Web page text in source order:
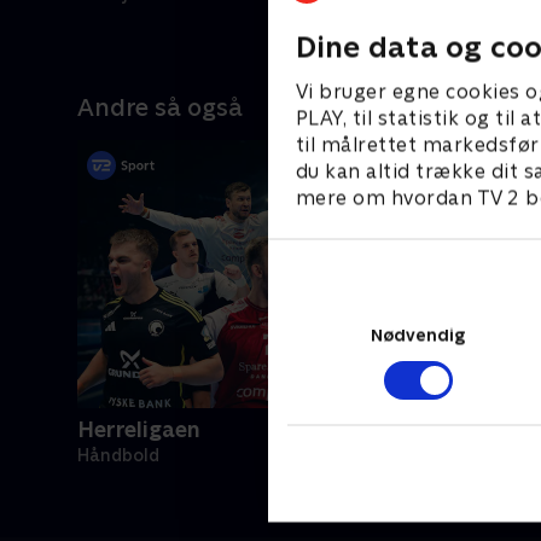
Dine data og
Vi bruger egne cookies
PLAY, til statistik og til
til målrettet
du kan altid trække dit
mere om hvordan TV 2
Nødvendig
Andre så også
Herreligaen
Håndbold